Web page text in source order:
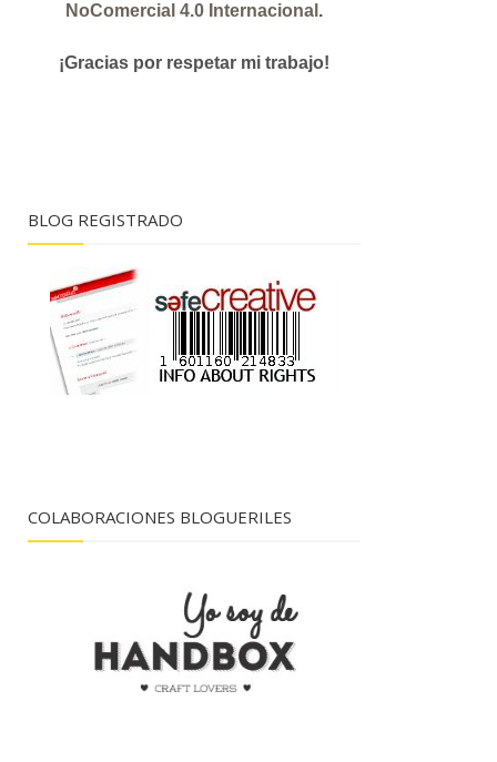
NoComercial 4.0 Internacional .
¡Gracias por respetar mi trabajo!
BLOG REGISTRADO
COLABORACIONES BLOGUERILES